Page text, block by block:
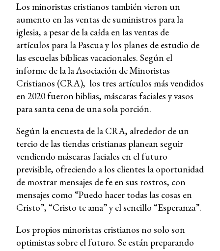
Los minoristas cristianos también vieron un
aumento en las ventas de suministros para la
iglesia, a pesar de la caída en las ventas de
artículos para la Pascua y los planes de estudio de
las escuelas bíblicas vacacionales. Según el
informe de la la Asociación de Minoristas
Cristianos (CRA), los tres artículos más vendidos
en 2020 fueron biblias, máscaras faciales y vasos
para santa cena de una sola porción.
Según la encuesta de la CRA, alrededor de un
tercio de las tiendas cristianas planean seguir
vendiendo máscaras faciales en el futuro
previsible, ofreciendo a los clientes la oportunidad
de mostrar mensajes de fe en sus rostros, con
mensajes como “Puedo hacer todas las cosas en
Cristo”, “Cristo te ama” y el sencillo “Esperanza”.
Los propios minoristas cristianos no solo son
optimistas sobre el futuro. Se están preparando